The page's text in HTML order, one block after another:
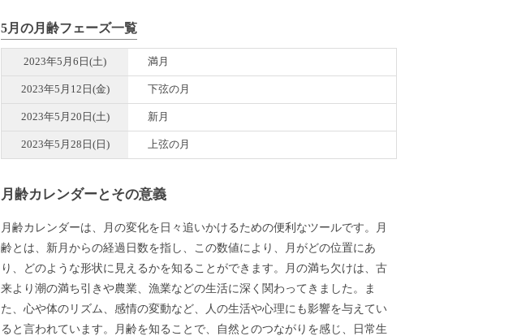
5月の月齢フェーズ一覧
2023年5月6日(土) 満月
2023年5月12日(金) 下弦の月
2023年5月20日(土) 新月
2023年5月28日(日) 上弦の月
月齢カレンダーとその意義
月齢カレンダーは、月の変化を日々追いかけるための便利なツールです。月
齢とは、新月からの経過日数を指し、この数値により、月がどの位置にあ
り、どのような形状に見えるかを知ることができます。月の満ち欠けは、古
来より潮の満ち引きや農業、漁業などの生活に深く関わってきました。ま
た、心や体のリズム、感情の変動など、人の生活や心理にも影響を与えてい
ると言われています。月齢を知ることで、自然とのつながりを感じ、日常生